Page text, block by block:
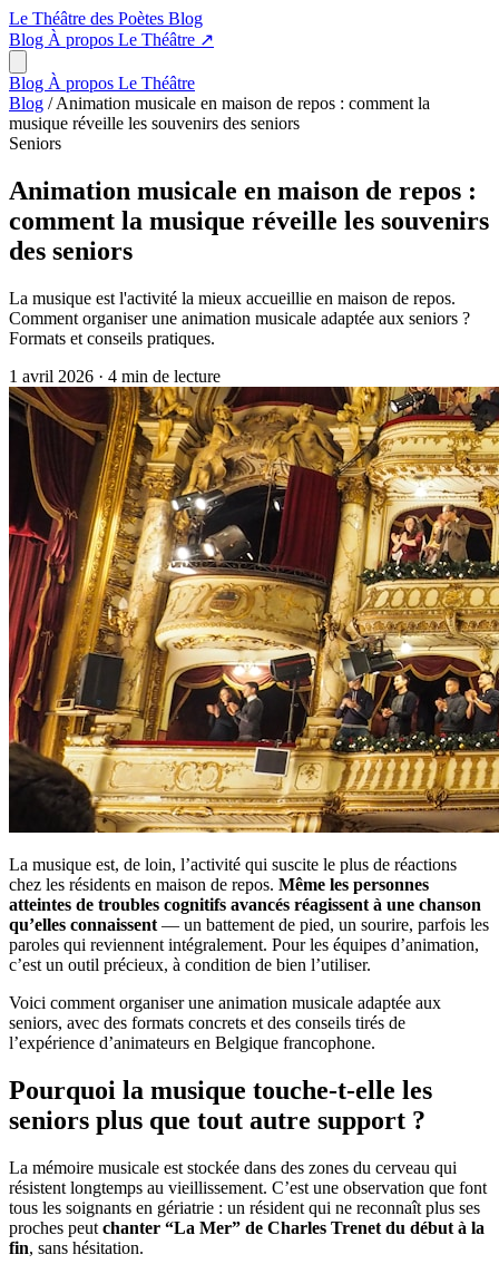
Le Théâtre des Poètes Blog
Blog À propos Le Théâtre ↗
Blog À propos Le Théâtre
Blog / Animation musicale en maison de repos : comment la
musique réveille les souvenirs des seniors
Seniors
Animation musicale en maison de repos :
comment la musique réveille les souvenirs
des seniors
La musique est l'activité la mieux accueillie en maison de repos.
Comment organiser une animation musicale adaptée aux seniors ?
Formats et conseils pratiques.
1 avril 2026 · 4 min de lecture
La musique est, de loin, l’activité qui suscite le plus de réactions
chez les résidents en maison de repos. Même les personnes
atteintes de troubles cognitifs avancés réagissent à une chanson
qu’elles connaissent — un battement de pied, un sourire, parfois les
paroles qui reviennent intégralement. Pour les équipes d’animation,
c’est un outil précieux, à condition de bien l’utiliser.
Voici comment organiser une animation musicale adaptée aux
seniors, avec des formats concrets et des conseils tirés de
l’expérience d’animateurs en Belgique francophone.
Pourquoi la musique touche-t-elle les
seniors plus que tout autre support ?
La mémoire musicale est stockée dans des zones du cerveau qui
résistent longtemps au vieillissement. C’est une observation que font
tous les soignants en gériatrie : un résident qui ne reconnaît plus ses
proches peut chanter “La Mer” de Charles Trenet du début à la
fin, sans hésitation.